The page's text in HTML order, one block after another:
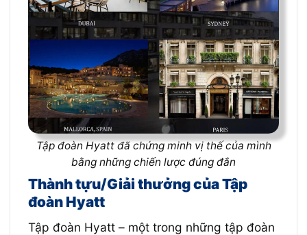
Tập đoàn Hyatt đã chứng minh vị thế của mình
bằng những chiến lược đúng đắn
Thành tựu/Giải thưởng của Tập
đoàn Hyatt
Tập đoàn Hyatt – một trong những tập đoàn